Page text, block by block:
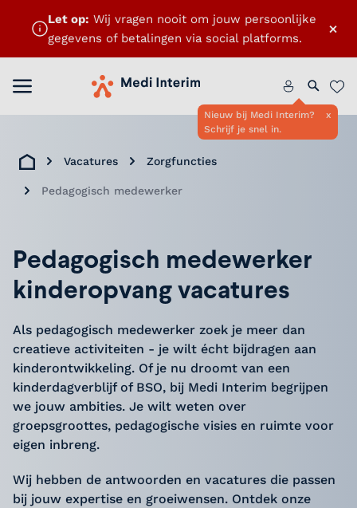
×
Let op: Wij vragen nooit om jouw persoonlijke
gegevens of betalingen via social platforms.
Menu openenHome
Nieuw bij Medi Interim?
Schrijf je snel in.
x
Zoeken
Home
Vacatures Zorgfuncties
Pedagogisch medewerker
Pedagogisch medewerker
kinderopvang vacatures
Als pedagogisch medewerker zoek je meer dan
creatieve activiteiten - je wilt écht bijdragen aan
kinderontwikkeling. Of je nu droomt van een
kinderdagverblijf of BSO, bij Medi Interim begrijpen
we jouw ambities. Je wilt weten over
groepsgroottes, pedagogische visies en ruimte voor
eigen inbreng.
Wij hebben de antwoorden en vacatures die passen
bij jouw expertise en groeiwensen. Ontdek onze